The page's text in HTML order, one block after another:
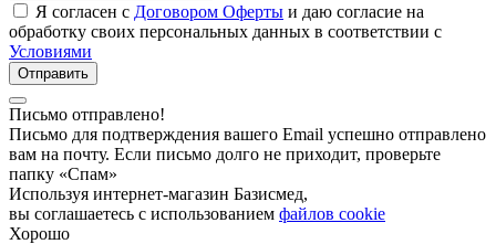
Я согласен с Договором Оферты и даю согласие на
обработку своих персональных данных в соответствии с
Условиями
Отправить
Письмо отправлено!
Письмо для подтверждения вашего Email успешно отправлено
вам на почту. Если письмо долго не приходит, проверьте
папку «Спам»
Используя интернет-магазин Базисмед,
вы соглашаетесь с использованием файлов cookie
Хорошо